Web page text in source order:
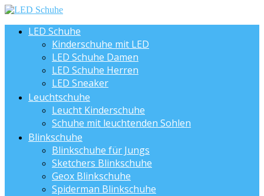
LED Schuhe
Kinderschuhe mit LED
LED Schuhe Damen
LED Schuhe Herren
LED Sneaker
Leuchtschuhe
Leucht Kinderschuhe
Schuhe mit leuchtenden Sohlen
Blinkschuhe
Blinkschuhe für Jungs
Sketchers Blinkschuhe
Geox Blinkschuhe
Spiderman Blinkschuhe